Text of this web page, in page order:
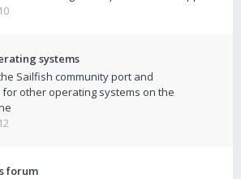
10
systems
Sailfish community port and
other operating systems on the
12
forum